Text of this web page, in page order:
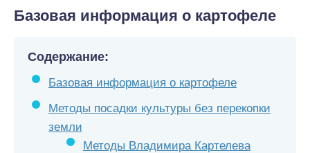
Базовая информация о картофеле
Содержание:
Базовая информация о картофеле
Методы посадки культуры без перекопки
земли
Методы Владимира Картелева